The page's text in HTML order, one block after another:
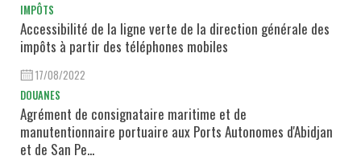
IMPÔTS
Accessibilité de la ligne verte de la direction générale des
impôts à partir des téléphones mobiles
17/08/2022
DOUANES
Agrément de consignataire maritime et de
manutentionnaire portuaire aux Ports Autonomes d'Abidjan
et de San Pe...